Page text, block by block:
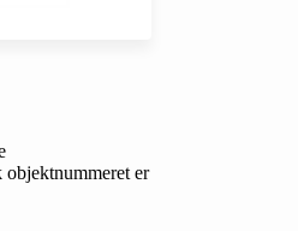
er